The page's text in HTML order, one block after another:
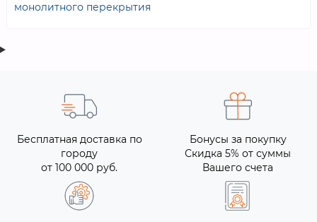
монолитного перекрытия
Бесплатная доставка по
городу
от 100 000 руб.
Бонусы за покупку
Скидка 5% от суммы
Вашего счета